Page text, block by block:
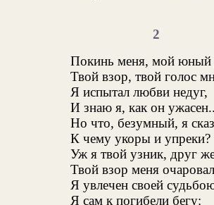
2
Покинь меня, мой
Твой взор, твой голос
Я испытал любви недуг,
И знаю я, как он
Но что, безумный, я
К чему укоры и упреки?
Уж я твой узник, друг
Твой взор меня
Я увлечен своей
Я сам к погибели бегу: